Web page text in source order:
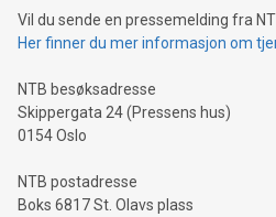
Vil du sende en pressemelding fra
Her finner du mer informasjon om
NTB besøksadresse
Skippergata 24 (Pressens hus)
0154 Oslo
NTB postadresse
Boks 6817 St. Olavs plass